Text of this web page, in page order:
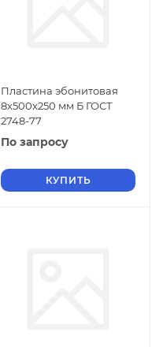
Пластина эбонитовая
8х500х250 мм Б ГОСТ
2748-77
По запросу
КУПИТЬ